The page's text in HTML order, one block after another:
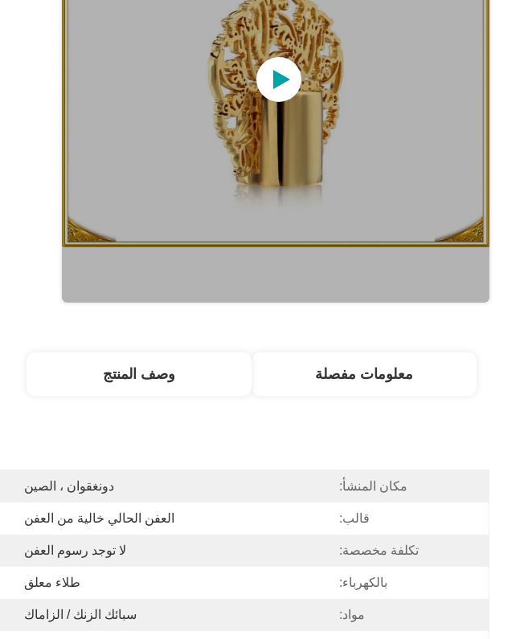
معلومات مفصلة وصف المنتج
مكان المنشأ: دونغقوان ، الصين
قالب: العفن الحالي خالية من العفن
تكلفة مخصصة: لا توجد رسوم العفن
بالكهرباء: طلاء معلق
مواد: سبائك الزنك / الزاماك